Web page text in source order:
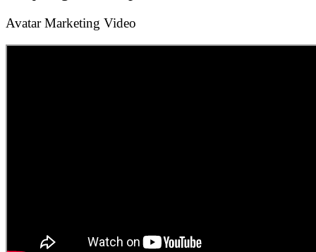
Avatar Marketing Video